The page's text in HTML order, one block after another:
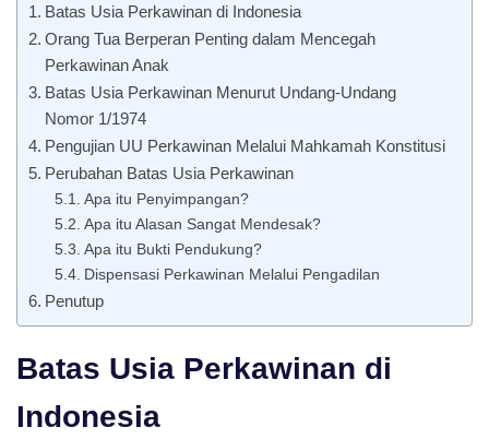
Batas Usia Perkawinan di Indonesia
Orang Tua Berperan Penting dalam Mencegah
Perkawinan Anak
Batas Usia Perkawinan Menurut Undang-Undang
Nomor 1/1974
Pengujian UU Perkawinan Melalui Mahkamah Konstitusi
Perubahan Batas Usia Perkawinan
Apa itu Penyimpangan?
Apa itu Alasan Sangat Mendesak?
Apa itu Bukti Pendukung?
Dispensasi Perkawinan Melalui Pengadilan
Penutup
Batas Usia Perkawinan di
Indonesia